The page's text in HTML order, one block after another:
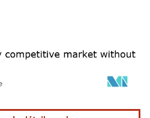
nécessite une attribution sous CC BY